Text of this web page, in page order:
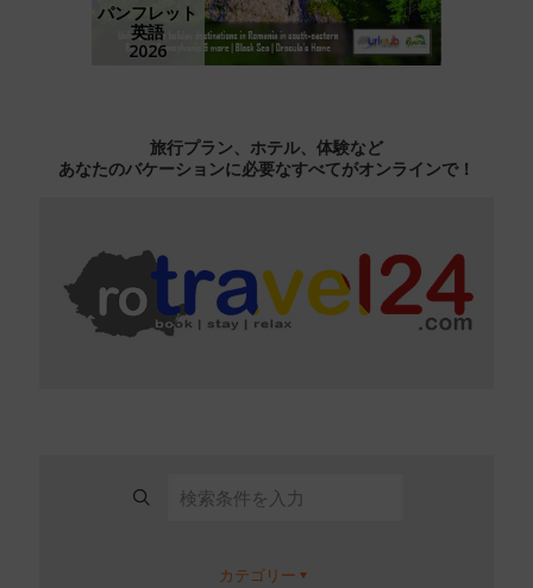
パンフレット
英語
2026
旅行プラン、ホテル、体験など
あなたのバケーションに必要なすべてがオンラインで！
カテゴリー